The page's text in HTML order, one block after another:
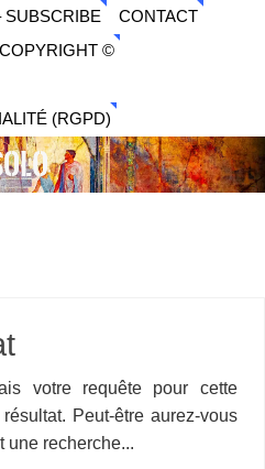
SUBSCRIBE
CONTACT
COPYRIGHT ©
(RGPD)
NUMÉRIQUES, VIDÉO.
votre requête pour cette
Peut-être aurez-vous
une recherche...